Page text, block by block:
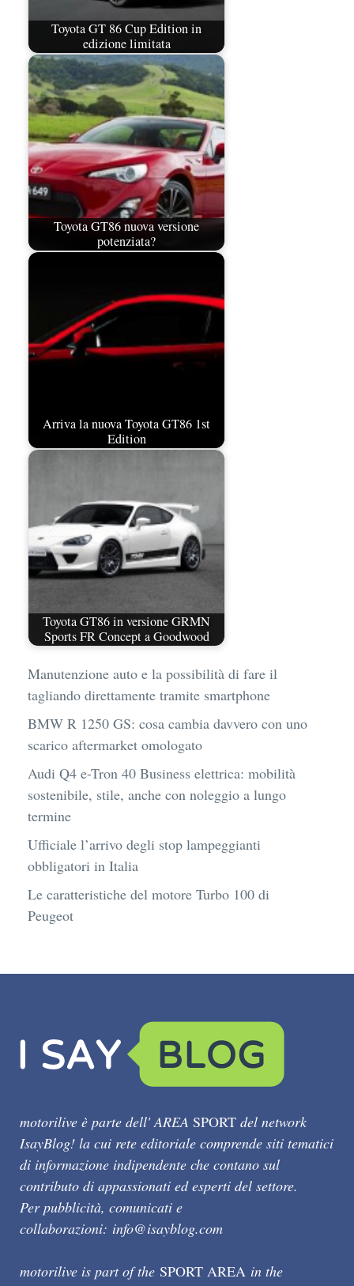
Toyota GT 86 Cup Edition in
edizione limitata
Toyota GT86 nuova versione
potenziata?
Arriva la nuova Toyota GT86 1st
Edition
Toyota GT86 in versione GRMN
Sports FR Concept a Goodwood
Manutenzione auto e la possibilità di fare il
tagliando direttamente tramite smartphone
BMW R 1250 GS: cosa cambia davvero con uno
scarico aftermarket omologato
Audi Q4 e-Tron 40 Business elettrica: mobilità
sostenibile, stile, anche con noleggio a lungo
termine
Ufficiale l’arrivo degli stop lampeggianti
obbligatori in Italia
Le caratteristiche del motore Turbo 100 di
Peugeot
motorilive è parte dell' AREA SPORT del network
IsayBlog! la cui rete editoriale comprende siti tematici
di informazione indipendente che contano sul
contributo di appassionati ed esperti del settore.
Per pubblicità, comunicati e
collaborazioni: info@isayblog.com
motorilive is part of the SPORT AREA in the